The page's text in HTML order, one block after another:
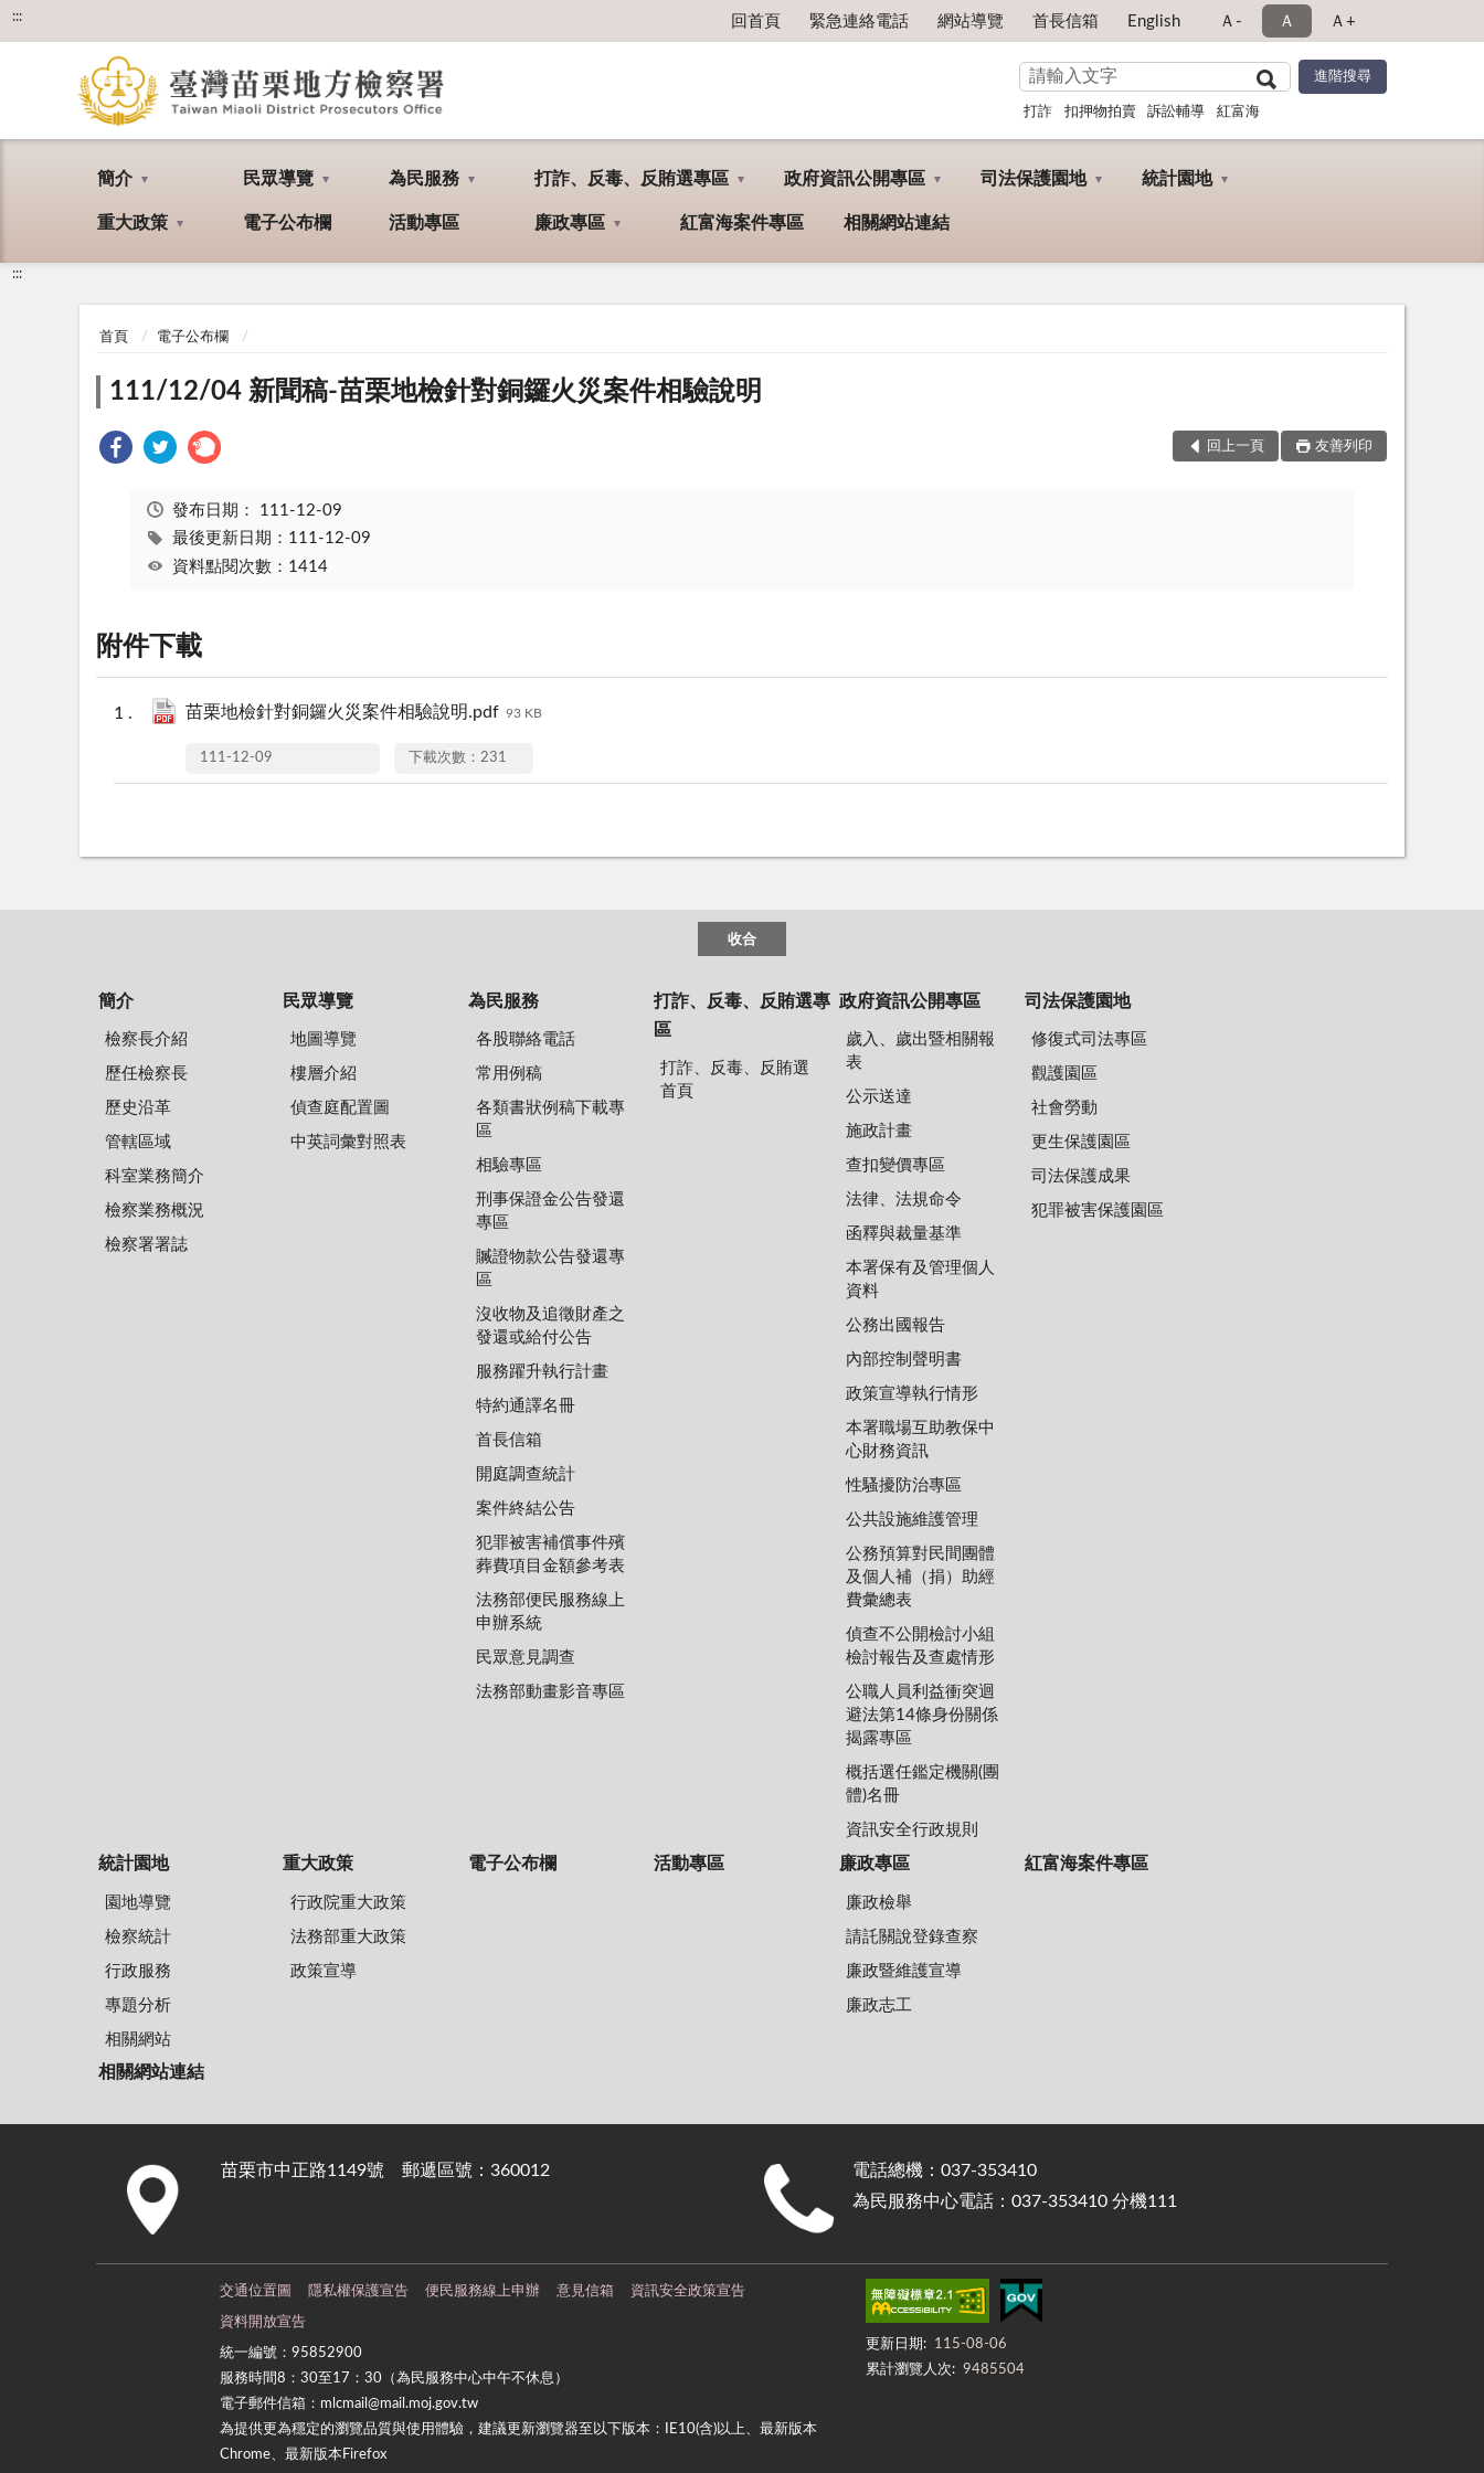
::: 回首頁 緊急連絡電話 網站導覽 首長信箱 English Ａ- Ａ Ａ+
打詐 扣押物拍賣 訴訟輔導 紅富海
簡介 民眾導覽 為民服務 打詐、反毒、反賄選專區 政府資訊公開專區 司法保護園地 統計園地
重大政策 電子公布欄 活動專區 廉政專區 紅富海案件專區 相關網站連結
:::
首頁 電子公布欄
111/12/04 新聞稿-苗栗地檢針對銅鑼火災案件相驗說明
回上一頁 友善列印
發布日期： 111-12-09
最後更新日期：111-12-09
資料點閱次數：1414
附件下載
苗栗地檢針對銅鑼火災案件相驗說明.pdf 93 KB
111-12-09 下載次數：231
收合
簡介
檢察長介紹
歷任檢察長
歷史沿革
管轄區域
科室業務簡介
檢察業務概況
檢察署署誌
民眾導覽
地圖導覽
樓層介紹
偵查庭配置圖
中英詞彙對照表
為民服務
各股聯絡電話
常用例稿
各類書狀例稿下載專
區
相驗專區
刑事保證金公告發還
專區
贓證物款公告發還專
區
沒收物及追徵財產之
發還或給付公告
服務躍升執行計畫
特約通譯名冊
首長信箱
開庭調查統計
案件終結公告
犯罪被害補償事件殯
葬費項目金額參考表
法務部便民服務線上
申辦系統
民眾意見調查
法務部動畫影音專區
打詐、反毒、反賄選專
區
打詐、反毒、反賄選
首頁
政府資訊公開專區
歲入、歲出暨相關報
表
公示送達
施政計畫
查扣變價專區
法律、法規命令
函釋與裁量基準
本署保有及管理個人
資料
公務出國報告
內部控制聲明書
政策宣導執行情形
本署職場互助教保中
心財務資訊
性騷擾防治專區
公共設施維護管理
公務預算對民間團體
及個人補（捐）助經
費彙總表
偵查不公開檢討小組
檢討報告及查處情形
公職人員利益衝突迴
避法第14條身份關係
揭露專區
概括選任鑑定機關(團
體)名冊
資訊安全行政規則
司法保護園地
修復式司法專區
觀護園區
社會勞動
更生保護園區
司法保護成果
犯罪被害保護園區
統計園地
園地導覽
檢察統計
行政服務
專題分析
相關網站
重大政策
行政院重大政策
法務部重大政策
政策宣導
電子公布欄 活動專區 廉政專區
廉政檢舉
請託關說登錄查察
廉政暨維護宣導
廉政志工
紅富海案件專區
相關網站連結
苗栗市中正路1149號 郵遞區號：360012
電話總機：037-353410
為民服務中心電話：037-353410 分機111
交通位置圖 隱私權保護宣告 便民服務線上申辦 意見信箱 資訊安全政策宣告
資料開放宣告
統一編號：95852900
服務時間8：30至17：30（為民服務中心中午不休息）
電子郵件信箱：mlcmail@mail.moj.gov.tw
為提供更為穩定的瀏覽品質與使用體驗，建議更新瀏覽器至以下版本：IE10(含)以上、最新版本
Chrome、最新版本Firefox
更新日期:
115-08-06
累計瀏覽人次: 9485504